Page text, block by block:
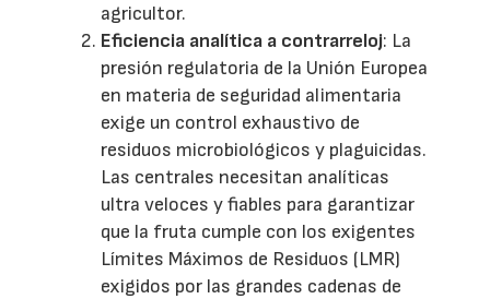
agricultor.
Eficiencia analítica a contrarreloj: La
presión regulatoria de la Unión Europea
en materia de seguridad alimentaria
exige un control exhaustivo de
residuos microbiológicos y plaguicidas.
Las centrales necesitan analíticas
ultra veloces y fiables para garantizar
que la fruta cumple con los exigentes
Límites Máximos de Residuos (LMR)
exigidos por las grandes cadenas de